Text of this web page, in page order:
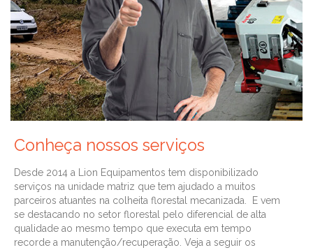
Conheça nossos serviços
Desde 2014 a Lion Equipamentos tem disponibilizado
serviços na unidade matriz que tem ajudado a muitos
parceiros atuantes na colheita florestal mecanizada. E vem
se destacando no setor florestal pelo diferencial de alta
qualidade ao mesmo tempo que executa em tempo
recorde a manutenção/recuperação. Veja a seguir os